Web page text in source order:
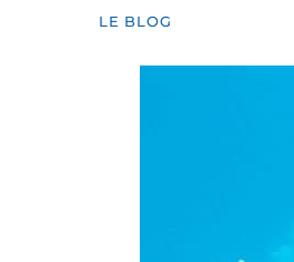
LE BLOG